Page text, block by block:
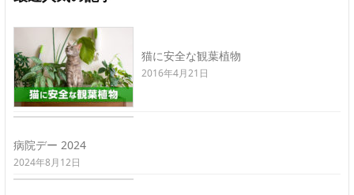
猫に安全な観葉植物
2016年4月21日
病院デー 2024
2024年8月12日